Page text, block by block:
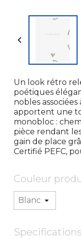

Un look rétro
poétiques
nobles
apportent une
monobloc :
pièce rendant
gain de place
Certifié PEFC,
Couleur